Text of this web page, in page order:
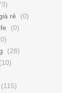
rẻ
(0)
(0)
(28)
(10)
(115)